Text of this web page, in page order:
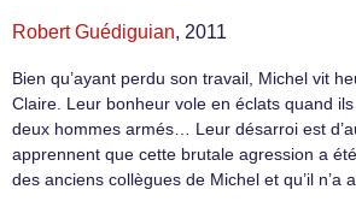
Robert Guédiguian, 2011
Bien qu’ayant perdu son travail, Michel vit
Claire. Leur bonheur vole en éclats quand
deux hommes armés… Leur désarroi est
apprennent que cette brutale agression a
des anciens collègues de Michel et qu’il n’a